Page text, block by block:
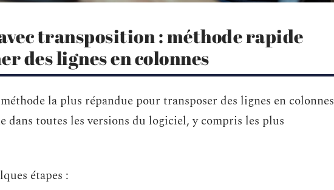
transposition : méthode rapide
des lignes en colonnes
la plus répandue pour transposer des lignes en colonnes
dans toutes les versions du logiciel, y compris les plus
étapes :